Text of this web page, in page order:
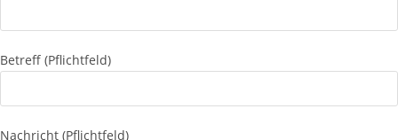
Betreff (Pflichtfeld)
Nachricht (Pflichtfeld)